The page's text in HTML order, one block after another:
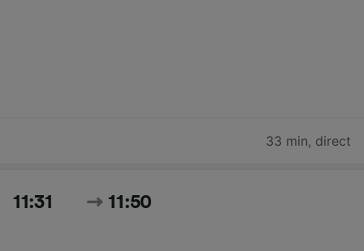
33 min, direct
11:31 11:50